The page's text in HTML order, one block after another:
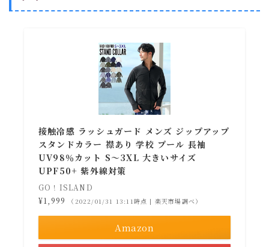
接触冷感 ラッシュガード メンズ ジップアップ
スタンドカラー 襟あり 学校 プール 長袖
UV98％カット S〜3XL 大きいサイズ
UPF50+ 紫外線対策
GO！ISLAND
¥1,999
（2022/01/31 13:11時点 | 楽天市場調べ）
Amazon